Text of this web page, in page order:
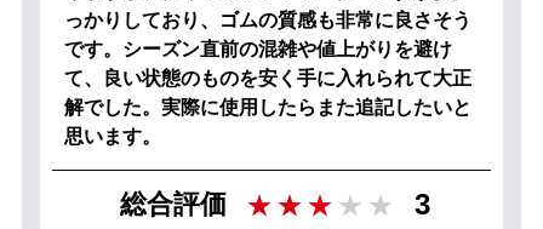
っかりしており、ゴムの質感も非常に良さそう
です。シーズン直前の混雑や値上がりを避け
て、良い状態のものを安く手に入れられて大正
解でした。実際に使用したらまた追記したいと
思います。
総合評価 3